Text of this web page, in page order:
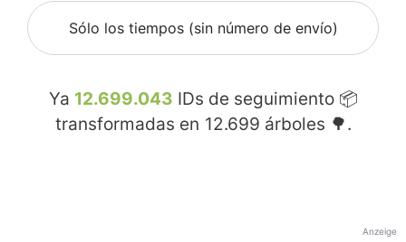
Sólo los tiempos (sin número de envío)
Ya 12.699.043 IDs de seguimiento 📦
transformadas en 12.699 árboles 🌳.
Anzeige